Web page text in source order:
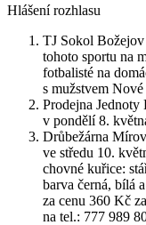
Hlášení rozhlasu
TJ Sokol
tohoto sportu na
fotbalisté na
s mužstvem
Prodejna Jednoty
v pondělí 8.
Drůbežárna
ve středu 10.
chovné kuřice:
barva černá, bílá
za cenu 360 Kč
na tel.: 777 989